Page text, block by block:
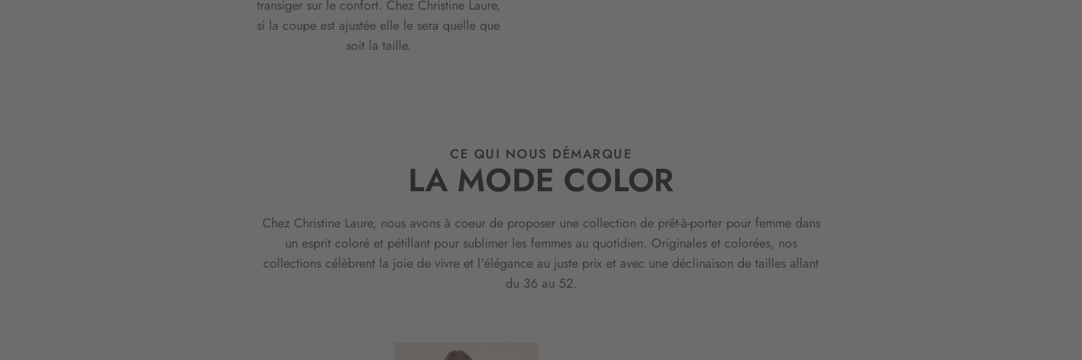
transiger sur le confort. Chez Christine Laure,
si la coupe est ajustée elle le sera quelle que
soit la taille.
CE QUI NOUS DÉMARQUE
LA MODE COLOR
Chez Christine Laure, nous avons à coeur de proposer une collection de prêt-à-porter pour femme dans
un esprit coloré et pétillant pour sublimer les femmes au quotidien. Originales et colorées, nos
collections célèbrent la joie de vivre et l'élégance au juste prix et avec une déclinaison de tailles allant
du 36 au 52.
d
’
i
f
o
r
a